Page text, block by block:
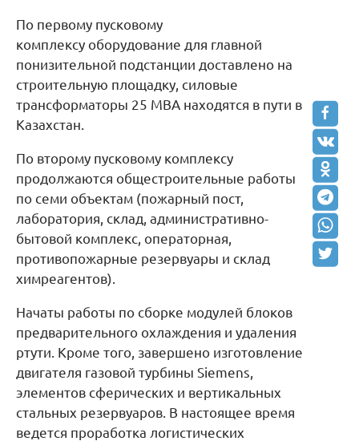
По первому пусковому
комплексу оборудование для главной
понизительной подстанции доставлено на
строительную площадку, силовые
трансформаторы 25 МВА находятся в пути в
Казахстан.
По второму пусковому комплексу
продолжаются общестроительные работы
по семи объектам (пожарный пост,
лаборатория, склад, административно-
бытовой комплекс, операторная,
противопожарные резервуары и склад
химреагентов).
Начаты работы по сборке модулей блоков
предварительного охлаждения и удаления
ртути. Кроме того, завершено изготовление
двигателя газовой турбины Siemens,
элементов сферических и вертикальных
стальных резервуаров. В настоящее время
ведется проработка логистических